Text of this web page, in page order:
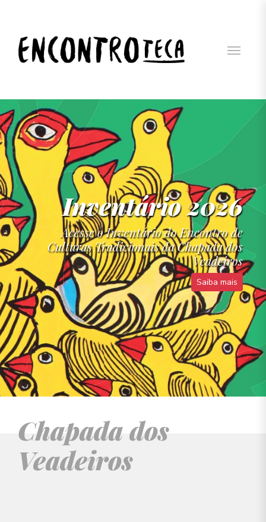
Inventário 2026
Acesse o Inventário do Encontro de
Culturas Tradicionais da Chapada dos
Veadeiros
Saiba mais
Chapada dos
Veadeiros